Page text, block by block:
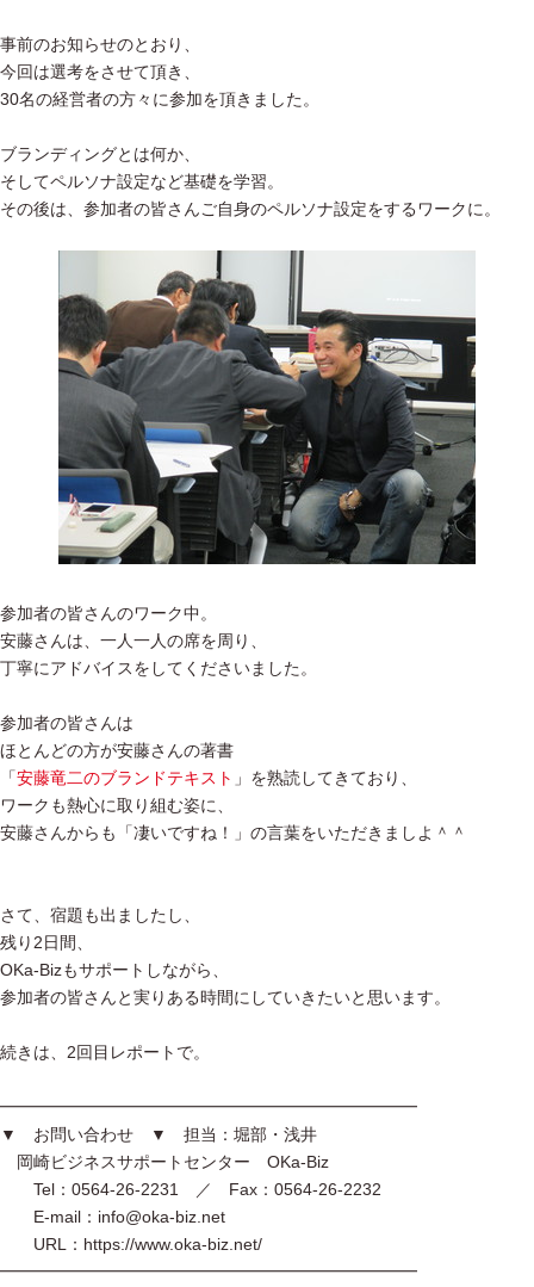
事前のお知らせのとおり、
今回は選考をさせて頂き、
30名の経営者の方々に参加を頂きました。
ブランディングとは何か、
そしてペルソナ設定など基礎を学習。
その後は、参加者の皆さんご自身のペルソナ設定をするワークに。
参加者の皆さんのワーク中。
安藤さんは、一人一人の席を周り、
丁寧にアドバイスをしてくださいました。
参加者の皆さんは
ほとんどの方が安藤さんの著書
「安藤竜二のブランドテキスト 」を熟読してきており、
ワークも熱心に取り組む姿に、
安藤さんからも「凄いですね！」の言葉をいただきましよ＾＾
さて、宿題も出ましたし、
残り2日間、
OKa-Bizもサポートしながら、
参加者の皆さんと実りある時間にしていきたいと思います。
続きは、2回目レポートで。
━━━━━━━━━━━━━━━━━━━━━━━━━
▼ お問い合わせ ▼ 担当：堀部・浅井
岡崎ビジネスサポートセンター OKa-Biz
Tel：0564-26-2231 ／ Fax：0564-26-2232
E-mail：info@oka-biz.net
URL：https://www.oka-biz.net/
━━━━━━━━━━━━━━━━━━━━━━━━━